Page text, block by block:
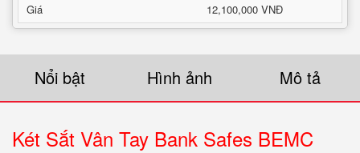
Giá
12,100,000 VNĐ
Nổi bật Hình ảnh Mô tả
Két Sắt Vân Tay Bank Safes BEMC